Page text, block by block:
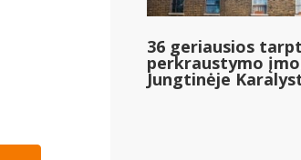
36 geriausios
perkraustymo
Jungtinėje